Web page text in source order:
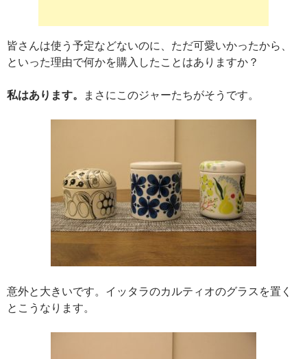
皆さんは使う予定などないのに、ただ可愛いかったから、
といった理由で何かを購入したことはありますか？
私はあります。 まさにこのジャーたちがそうです。
意外と大きいです。イッタラのカルティオのグラスを置く
とこうなります。